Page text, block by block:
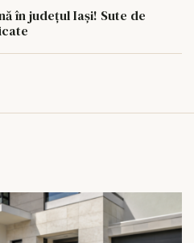
în județul Iași! Sute de